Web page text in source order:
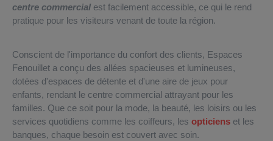
centre commercial est facilement accessible, ce qui le rend
pratique pour les visiteurs venant de toute la région.
Conscient de l'importance du confort des clients, Espaces
Fenouillet a conçu des allées spacieuses et lumineuses,
dotées d'espaces de détente et d'une aire de jeux pour
enfants, rendant le centre commercial attrayant pour les
familles. Que ce soit pour la mode, la beauté, les loisirs ou les
services quotidiens comme les coiffeurs, les opticiens et les
banques, chaque besoin est couvert avec soin.